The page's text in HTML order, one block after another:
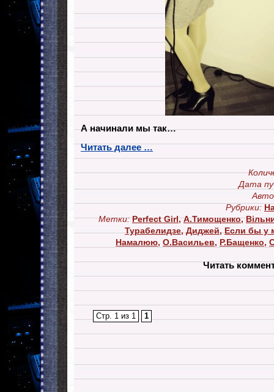
А начинали мы так…
Читать далее …
Дата
Рубрики:
Метки: Perfect Girl,А.Тимощенко,
Турабелидзе,Диджей,Если бы у
Намалюю, О.Васильев, Р.Бащенко,
Читать
Стр. 1 из 1 1